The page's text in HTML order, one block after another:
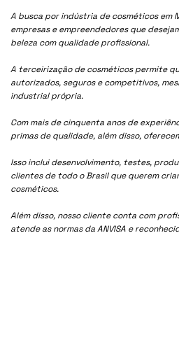
A busca por indústria de cosméticos em
empresas e empreendedores que
beleza com qualidade profissional.
A terceirização de cosméticos permite
autorizados, seguros e competitivos,
industrial própria.
Com mais de cinquenta anos de
primas de qualidade, além disso,
Isso inclui desenvolvimento, testes,
clientes de todo o Brasil que querem
cosméticos.
Além disso, nosso cliente conta com
atende as normas da ANVISA e